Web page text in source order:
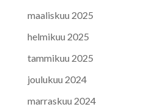
maaliskuu 2025
helmikuu 2025
tammikuu 2025
joulukuu 2024
marraskuu 2024